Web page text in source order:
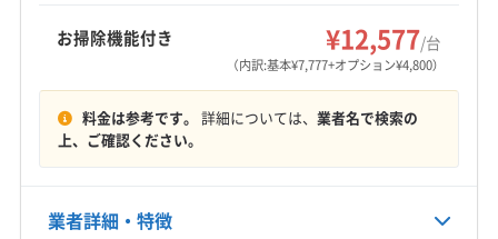
(島根県) 松江市
9:00〜18:00
定休日
電話番号
お掃除機能付き ¥12,577/台
（内訳:基本¥7,777+オプション¥4,800）
料金は参考です。 詳細については、 業者名で検索の
上、ご確認ください。
業者詳細・特徴